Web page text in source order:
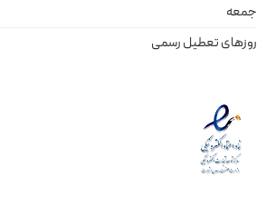
جمعه
روزهای تعطیل رسمی